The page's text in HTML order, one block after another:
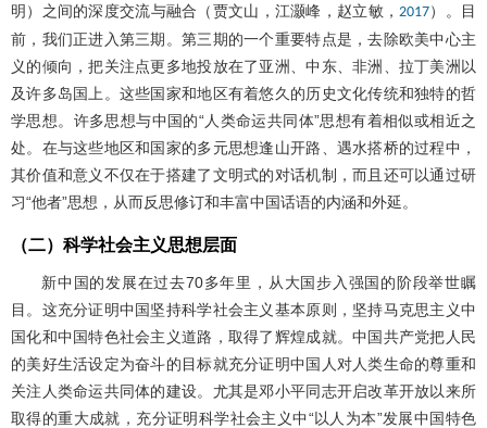
明）之间的深度交流与融合（贾文山，江灏峰，赵立敏， 2017）。目
前，我们正进入第三期。第三期的一个重要特点是，去除欧美中心主
义的倾向，把关注点更多地投放在了亚洲、中东、非洲、拉丁美洲以
及许多岛国上。这些国家和地区有着悠久的历史文化传统和独特的哲
学思想。许多思想与中国的“人类命运共同体”思想有着相似或相近之
处。在与这些地区和国家的多元思想逢山开路、遇水搭桥的过程中，
其价值和意义不仅在于搭建了文明式的对话机制，而且还可以通过研
习“他者”思想，从而反思修订和丰富中国话语的内涵和外延。
（二）科学社会主义思想层面
新中国的发展在过去70多年里，从大国步入强国的阶段举世瞩
目。这充分证明中国坚持科学社会主义基本原则，坚持马克思主义中
国化和中国特色社会主义道路，取得了辉煌成就。中国共产党把人民
的美好生活设定为奋斗的目标就充分证明中国人对人类生命的尊重和
关注人类命运共同体的建设。尤其是邓小平同志开启改革开放以来所
取得的重大成就，充分证明科学社会主义中“以人为本”发展中国特色